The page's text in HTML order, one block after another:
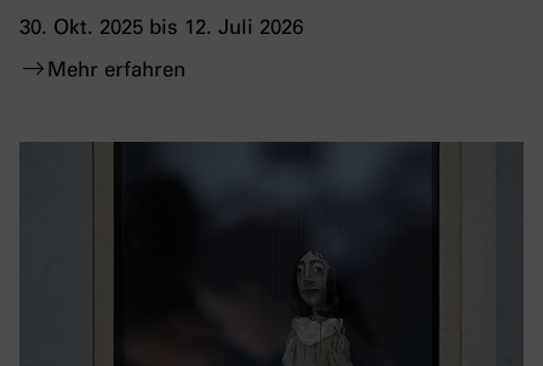
30. Okt. 2025 bis 12. Juli 2026
Mehr erfahren